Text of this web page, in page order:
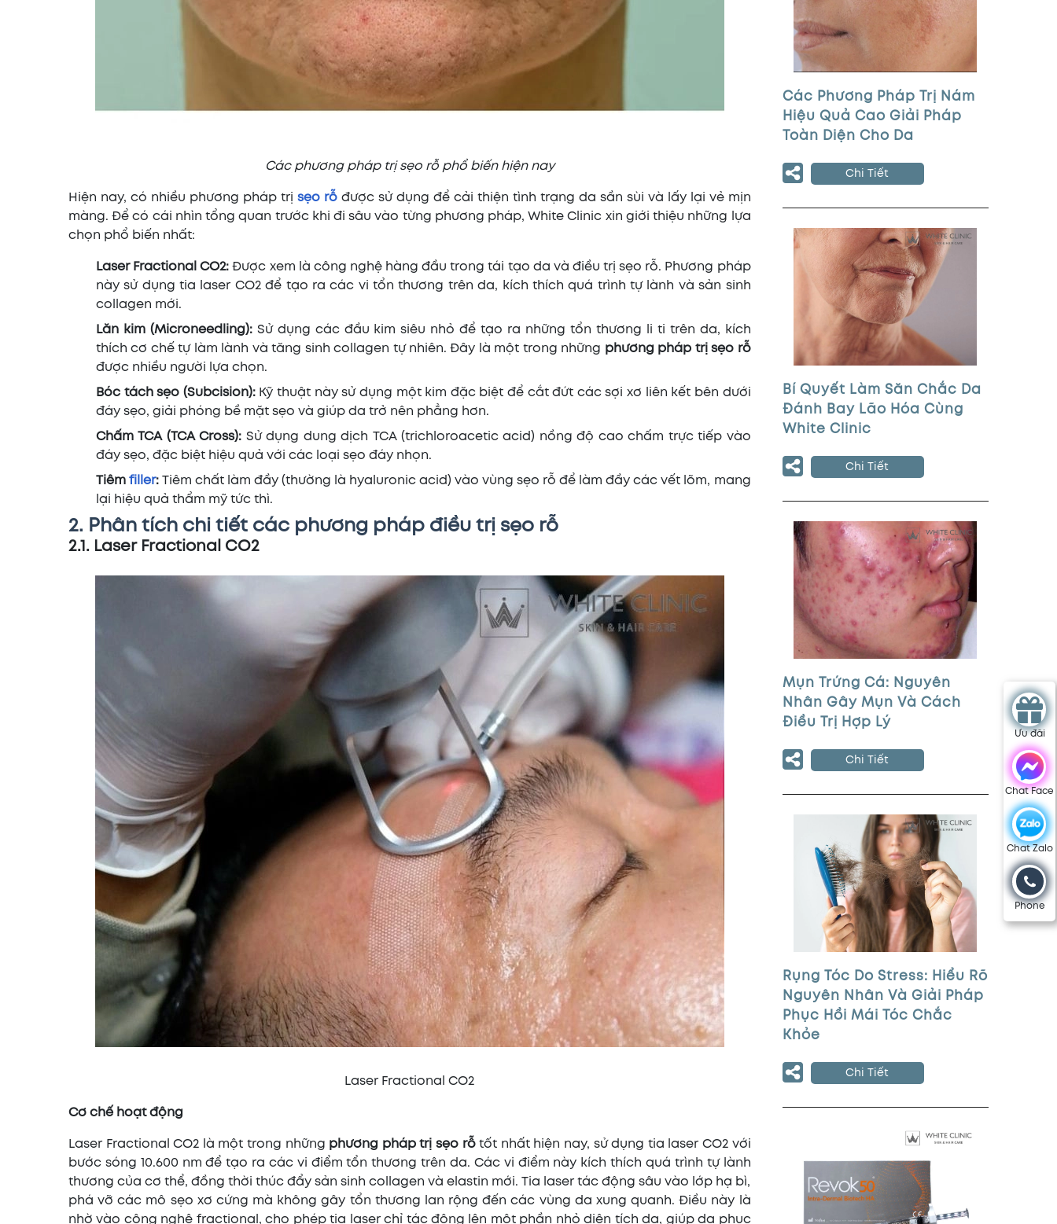
Ưu đãi
Chat Face
Chat Zalo
Phone
Các phương pháp trị sẹo rỗ phổ biến hiện nay
Hiện nay, có nhiều phương pháp trị sẹo rỗđược sử dụng để cải thiện tình trạng da sần sùi và lấy lại vẻ mịn
màng. Để có cái nhìn tổng quan trước khi đi sâu vào từng phương pháp, White Clinic xin giới thiệu những lựa
chọn phổ biến nhất:
Laser Fractional CO2:Được xem là công nghệ hàng đầu trong tái tạo da và điều trị sẹo rỗ. Phương pháp
này sử dụng tia laser CO2 để tạo ra các vi tổn thương trên da, kích thích quá trình tự lành và sản sinh
collagen mới.
Lăn kim (Microneedling):Sử dụng các đầu kim siêu nhỏ để tạo ra những tổn thương li ti trên da, kích
thích cơ chế tự làm lành và tăng sinh collagen tự nhiên. Đây là một trong những phương pháp trị sẹo rỗ
được nhiều người lựa chọn.
Bóc tách sẹo (Subcision): Kỹ thuật này sử dụng một kim đặc biệt để cắt đứt các sợi xơ liên kết bên dưới
đáy sẹo, giải phóng bề mặt sẹo và giúp da trở nên phẳng hơn.
Chấm TCA (TCA Cross): Sử dụng dung dịch TCA (trichloroacetic acid) nồng độ cao chấm trực tiếp vào
đáy sẹo, đặc biệt hiệu quả với các loại sẹo đáy nhọn.
Tiêmfiller: Tiêm chất làm đầy (thường là hyaluronic acid) vào vùng sẹo rỗ để làm đầy các vết lõm, mang
lại hiệu quả thẩm mỹ tức thì.
2. Phân tích chi tiết các phương pháp điều trị sẹo rỗ
2.1. Laser Fractional CO2
Laser Fractional CO2
Cơ chế hoạt động
Laser Fractional CO2 là một trong những phương pháp trị sẹo rỗtốt nhất hiện nay, sử dụng tia laser CO2 với
bước sóng 10.600 nm để tạo ra các vi điểm tổn thương trên da. Các vi điểm này kích thích quá trình tự lành
thương của cơ thể, đồng thời thúc đẩy sản sinh collagen và elastin mới. Tia laser tác động sâu vào lớp hạ bì,
phá vỡ các mô sẹo xơ cứng mà không gây tổn thương lan rộng đến các vùng da xung quanh. Điều này là
nhờ vào công nghệ fractional, cho phép tia laser chỉ tác động lên một phần nhỏ diện tích da, giúp da phục
Các Phương Pháp Trị Nám
Hiệu Quả Cao Giải Pháp
Toàn Diện Cho Da
Chi Tiết
Bí Quyết Làm Săn Chắc Da
Đánh Bay Lão Hóa Cùng
White Clinic
Chi Tiết
Mụn Trứng Cá: Nguyên
Nhân Gây Mụn Và Cách
Điều Trị Hợp Lý
Chi Tiết
Rụng Tóc Do Stress: Hiểu Rõ
Nguyên Nhân Và Giải Pháp
Phục Hồi Mái Tóc Chắc
Khỏe
Chi Tiết